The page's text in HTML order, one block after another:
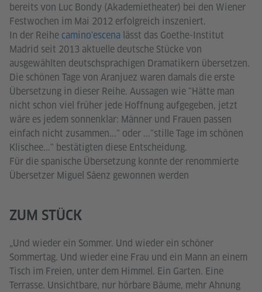
bereits von Luc Bondy (Akademietheater) bei den Wiener
Festwochen im Mai 2012 erfolgreich inszeniert.
In der Reihe camino'escena lässt das Goethe-Institut
Madrid seit 2013 aktuelle deutsche Stücke von
ausgewählten deutschsprachigen Dramatikern übersetzen.
Die schönen Tage von Aranjuez waren damals die erste
Übersetzung in dieser Reihe. Aussagen wie "Hätte man
nicht schon viel früher jede Hoffnung aufgegeben, jetzt
wäre es jedem sonnenklar: Männer und Frauen passen
einfach nicht zusammen..." oder ..."stille Tage im schönen
Klischee..." bestätigten diese Entscheidung.
Für die spanische Übersetzung konnte der renommierte
Übersetzer Miguel Sáenz gewonnen werden
ZUM STÜCK
„Und wieder ein Sommer. Und wieder ein schöner
Sommertag. Und wieder eine Frau und ein Mann an einem
Tisch im Freien, unter dem Himmel. Ein Garten. Eine
Terrasse. Unsichtbare, nur hörbare Bäume, mehr Ahnung